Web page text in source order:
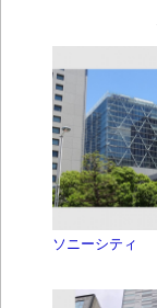
ソニーシティ